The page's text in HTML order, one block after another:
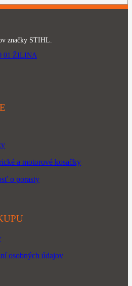
značky STIHL.
01 ŽILINA
a motorové kosačky
o porasty
osobných údajov